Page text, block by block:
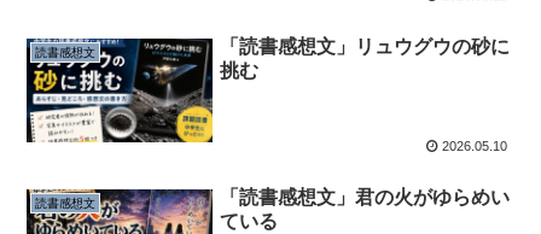
読書感想文
「読書感想文」リュウグウの砂に
挑む
2026.05.10
読書感想文
「読書感想文」君の火がゆらめい
ている